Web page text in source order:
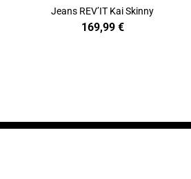
Jeans REV’IT Kai Skinny
169,99 €